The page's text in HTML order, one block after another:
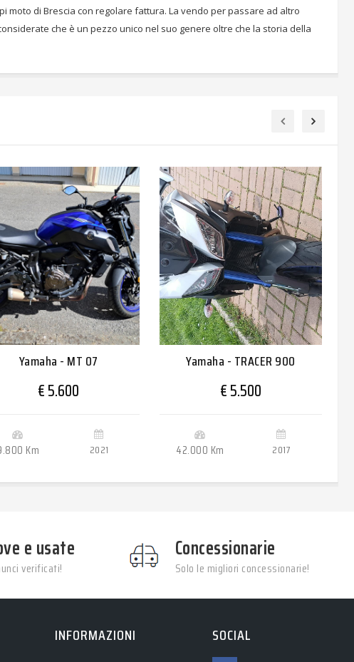
moto di Brescia con regolare fattura. La vendo per passare ad altro
che è un pezzo unico nel suo genere oltre che la storia della
Yamaha - MT 07
€ 5.600
Km 2021
Yamaha - TRACER 900
€ 5.500
42.000 Km 2017
e usate
verificati!
Concessionarie
Solo le migliori concessionarie!
INFORMAZIONI SOCIAL